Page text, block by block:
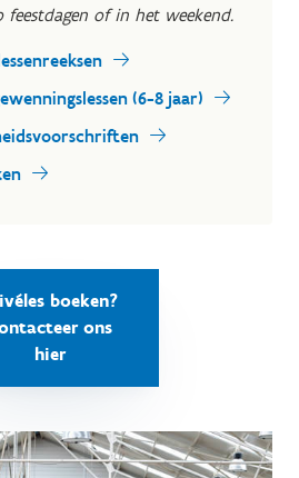
feestdagen of in het weekend.
(6-8 jaar)
boeken?
ons
hier